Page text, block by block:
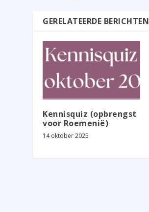
GERELATEERDE BERICHTEN
Kennisquiz (opbrengst
voor Roemenië)
14 oktober 2025